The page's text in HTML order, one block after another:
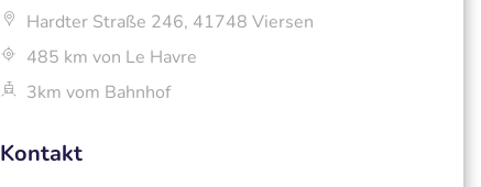
Hardter Straße 246, 41748 Viersen
485 km von Le Havre
3km vom Bahnhof
Kontakt